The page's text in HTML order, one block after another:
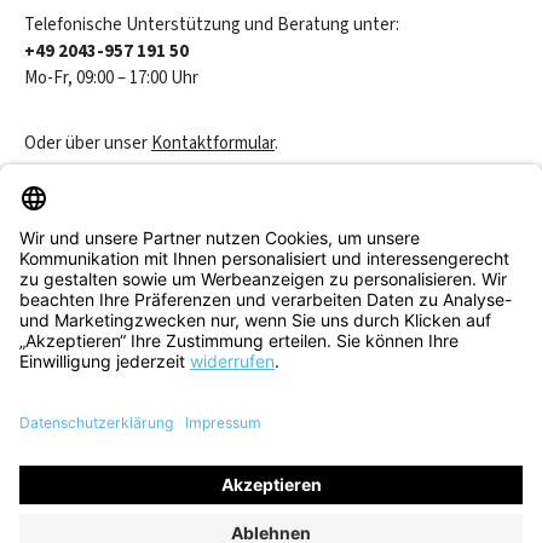
Telefonische Unterstützung und Beratung unter:
+49 2043-957 191 50
Mo-Fr, 09:00 – 17:00 Uhr
Oder über unserKontaktformular.
Service & Beratung
Informationen
Alle Preise inkl. gesetzl. Mehrwertsteuer zzgl.